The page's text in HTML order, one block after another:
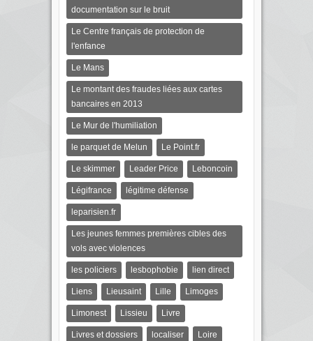
documentation sur le bruit
Le Centre français de protection de
l'enfance
Le Mans
Le montant des fraudes liées aux cartes
bancaires en 2013
Le Mur de l'humiliation
le parquet de Melun Le Point.fr
Le skimmer Leader Price Leboncoin
Légifrance légitime défense
leparisien.fr
Les jeunes femmes premières cibles des
vols avec violences
les policiers lesbophobie lien direct
Liens Lieusaint Lille Limoges
Limonest Lissieu Livre
Livres et dossiers localiser Loire